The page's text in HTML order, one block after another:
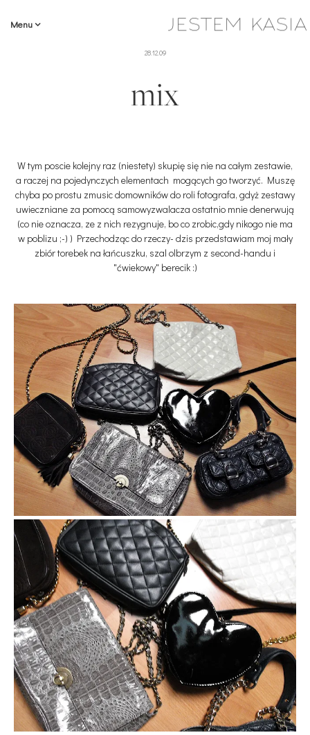
Menu
28.12.09
mix
W tym poscie kolejny raz (niestety) skupię się nie na całym zestawie,
a raczej na pojedynczych elementach mogących go tworzyć. Muszę
chyba po prostu zmusic domowników do roli fotografa, gdyż zestawy
uwieczniane za pomocą samowyzwalacza ostatnio mnie denerwują
(co nie oznacza, ze z nich rezygnuje, bo co zrobic,gdy nikogo nie ma
w poblizu ;-) ) Przechodząc do rzeczy- dzis przedstawiam moj mały
zbiór torebek na łańcuszku, szal olbrzym z second-handu i
"ćwiekowy" berecik :)